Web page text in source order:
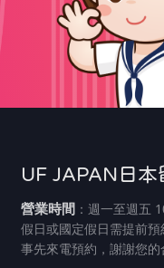
UF JAPAN日本
營業時間 ：週一至週五
假日或國定假日需提前
事先來電預約，謝謝您的